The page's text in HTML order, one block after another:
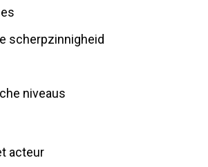
scherpzinnigheid
niveaus
acteur